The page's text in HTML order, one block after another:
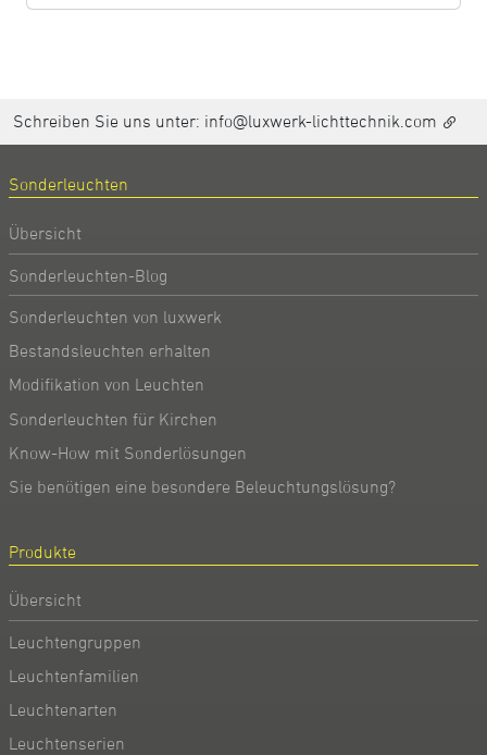
Schreiben Sie uns unter: info@luxwerk-lichttechnik.com
Sonderleuchten
Übersicht
Sonderleuchten-Blog
Sonderleuchten von luxwerk
Bestandsleuchten erhalten
Modifikation von Leuchten
Sonderleuchten für Kirchen
Know-How mit Sonderlösungen
Sie benötigen eine besondere Beleuchtungslösung?
Produkte
Übersicht
Leuchtengruppen
Leuchtenfamilien
Leuchtenarten
Leuchtenserien